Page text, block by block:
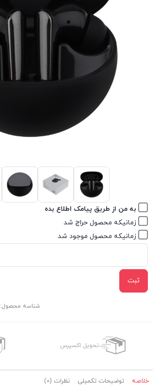
به من از طریق پیامک اطلاع بده
زمانیکه محصول حراج شد
زمانیکه محصول موجود شد
ثبت
شناسه محصول:
تحویل اکسپرس
خلاصه توضیحات تکمیلی نظرات (0)